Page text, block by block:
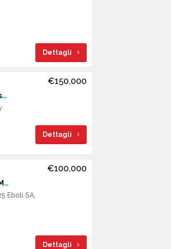
Dettagli
Opportunità Imperdibile per Investitori!
€150,000
Dettagli
TERRENO FRONTESTRADA ZONA MARE
Eboli SA,
€100,000
Dettagli